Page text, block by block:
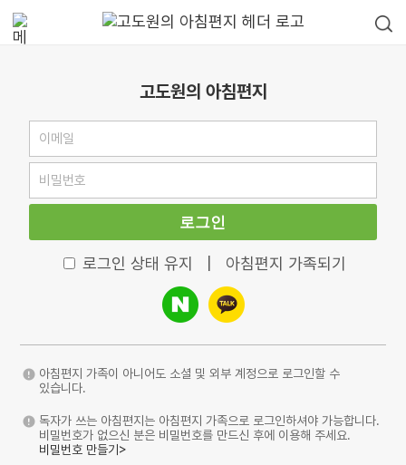
고도원의 아침편지
로그인
로그인 상태 유지 아침편지 가족되기
아침편지 가족이 아니어도 소셜 및 외부 계정으로 로그인할 수
있습니다.
독자가 쓰는 아침편지는 아침편지 가족으로 로그인하셔야 가능합니다.
비밀번호가 없으신 분은 비밀번호를 만드신 후에 이용해 주세요.
비밀번호 만들기>